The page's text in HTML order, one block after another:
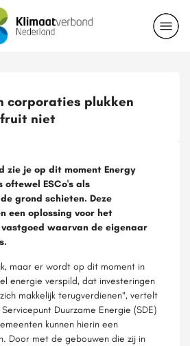
corporaties plukken
niet
zie je op dit moment Energy
oftewel ESCo's als
grond schieten. Deze
een oplossing voor het
waarvan de eigenaar
maar er wordt op dit moment in
energie verspild, dat investeringen
makkelijk terugverdienen", vertelt
Duurzame Energie (SDE)
kunnen hierin een
Door met de gebouwen die zij in